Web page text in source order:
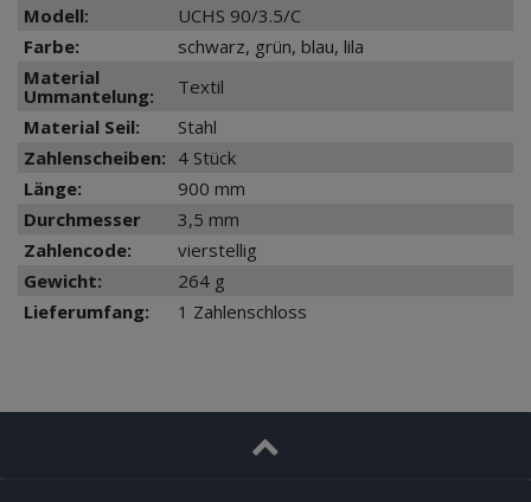
Modell:
UCHS 90/3.5/C
Farbe:
schwarz, grün, blau, lila
Material
Ummantelung:
Textil
Material Seil:
Stahl
Zahlenscheiben: 4 Stück
Länge:
900 mm
Durchmesser
3,5 mm
Zahlencode:
vierstellig
Gewicht:
264 g
Lieferumfang:
1 Zahlenschloss